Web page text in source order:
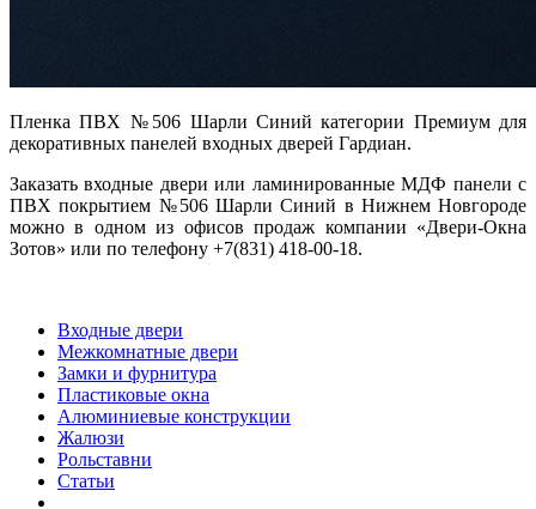
Пленка ПВХ №506 Шарли Синий категории Премиум для
декоративных панелей входных дверей Гардиан.
Заказать входные двери или ламинированные МДФ панели с
ПВХ покрытием №506 Шарли Синий в Нижнем Новгороде
можно в одном из офисов продаж компании «Двери-Окна
Зотов» или по телефону +7(831) 418-00-18.
Входные двери
Межкомнатные двери
Замки и фурнитура
Пластиковые окна
Алюминиевые конструкции
Жалюзи
Рольставни
Статьи